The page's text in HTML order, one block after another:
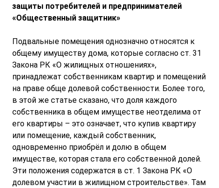
защиты потребителей и предпринимателей
«Общественный защитник»
Подвальные помещения однозначно относятся к
общему имуществу дома, которые согласно ст. 31
Закона РК «О жилищных отношениях»,
принадлежат собственникам квартир и помещений
на праве обще долевой собственности. Более того,
в этой же статье сказано, что доля каждого
собственника в общем имуществе неотделима от
его квартиры – это означает, что купив квартиру
или помещение, каждый собственник,
одновременно приобрёл и долю в общем
имуществе, которая стала его собственной долей.
Эти положения содержатся в ст. 1 Закона РК «О
долевом участии в жилищном строительстве». Там